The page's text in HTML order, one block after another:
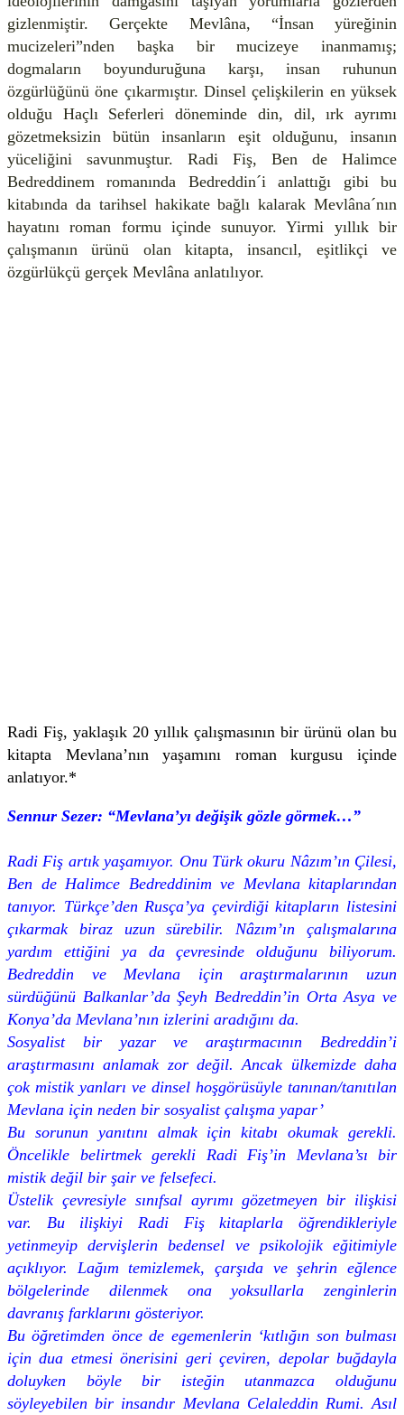
gizlenmiştir. Gerçekte Mevlâna, “İnsan yüreğinin
mucizeleri”nden başka bir mucizeye inanmamış;
dogmaların boyunduruğuna karşı, insan ruhunun
özgürlüğünü öne çıkarmıştır. Dinsel çelişkilerin en yüksek
olduğu Haçlı Seferleri döneminde din, dil, ırk ayrımı
gözetmeksizin bütün insanların eşit olduğunu, insanın
yüceliğini savunmuştur. Radi Fiş, Ben de Halimce
Bedreddinem romanında Bedreddin´i anlattığı gibi bu
kitabında da tarihsel hakikate bağlı kalarak Mevlâna´nın
hayatını roman formu içinde sunuyor. Yirmi yıllık bir
çalışmanın ürünü olan kitapta, insancıl, eşitlikçi ve
özgürlükçü gerçek Mevlâna anlatılıyor.
Radi Fiş, yaklaşık 20 yıllık çalışmasının bir ürünü olan bu
kitapta Mevlana’nın yaşamını roman kurgusu içinde
anlatıyor.*
Sennur Sezer: “Mevlana’yı değişik gözle görmek…”
Radi Fiş artık yaşamıyor. Onu Türk okuru Nâzım’ın Çilesi,
Ben de Halimce Bedreddinim ve Mevlana kitaplarından
tanıyor. Türkçe’den Rusça’ya çevirdiği kitapların listesini
çıkarmak biraz uzun sürebilir. Nâzım’ın çalışmalarına
yardım ettiğini ya da çevresinde olduğunu biliyorum.
Bedreddin ve Mevlana için araştırmalarının uzun
sürdüğünü Balkanlar’da Şeyh Bedreddin’in Orta Asya ve
Konya’da Mevlana’nın izlerini aradığını da.
Sosyalist bir yazar ve araştırmacının Bedreddin’i
araştırmasını anlamak zor değil. Ancak ülkemizde daha
çok mistik yanları ve dinsel hoşgörüsüyle tanınan/tanıtılan
Mevlana için neden bir sosyalist çalışma yapar’
Bu sorunun yanıtını almak için kitabı okumak gerekli.
Öncelikle belirtmek gerekli Radi Fiş’in Mevlana’sı bir
mistik değil bir şair ve felsefeci.
Üstelik çevresiyle sınıfsal ayrımı gözetmeyen bir ilişkisi
var. Bu ilişkiyi Radi Fiş kitaplarla öğrendikleriyle
yetinmeyip dervişlerin bedensel ve psikolojik eğitimiyle
açıklıyor. Lağım temizlemek, çarşıda ve şehrin eğlence
bölgelerinde dilenmek ona yoksullarla zenginlerin
davranış farklarını gösteriyor.
Bu öğretimden önce de egemenlerin ‘kıtlığın son bulması
için dua etmesi önerisini geri çeviren, depolar buğdayla
doluyken böyle bir isteğin utanmazca olduğunu
söyleyebilen bir insandır Mevlana Celaleddin Rumi. Asıl